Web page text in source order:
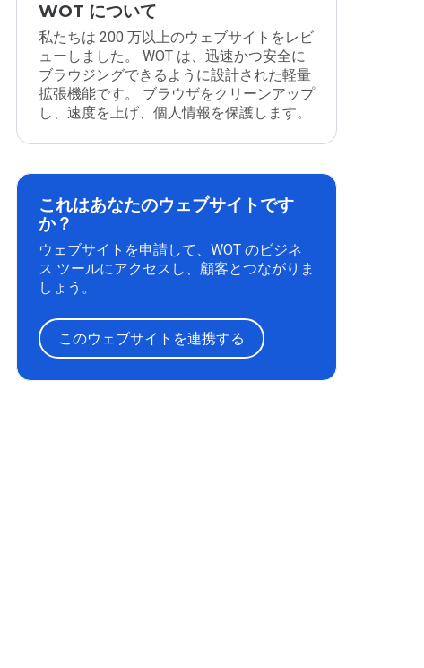
WOT について
私たちは 200 万以上のウェブサイトをレビ
ューしました。 WOT は、迅速かつ安全に
ブラウジングできるように設計された軽量
拡張機能です。 ブラウザをクリーンアップ
し、速度を上げ、個人情報を保護します。
これはあなたのウェブサイトです
か？
ウェブサイトを申請して、WOT のビジネ
ス ツールにアクセスし、顧客とつながりま
しょう。
このウェブサイトを連携する